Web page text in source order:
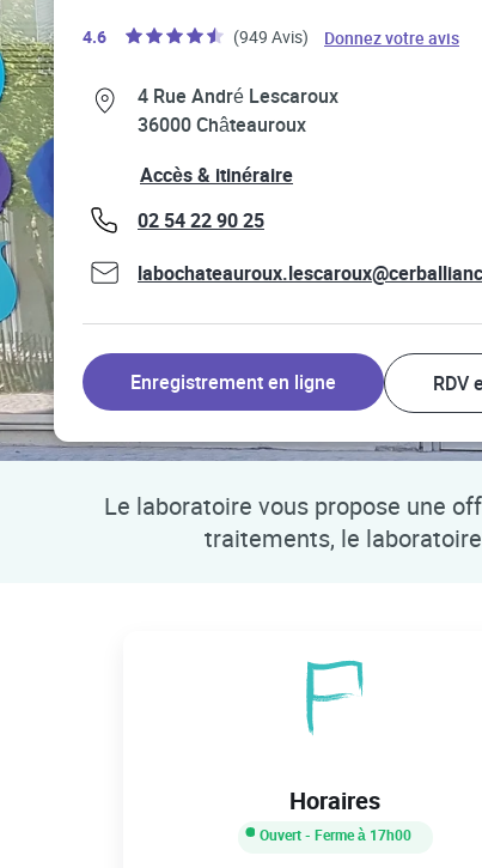
4.6 (949 Avis)
Link Opens in New Tab Donnez votre avis
4 Rue André Lescaroux
36000Châteauroux
Link Opens in New Tab
Accès & itinéraireLink Opens in New Tab
phone
02 54 22 90 25
Enregistrement en ligne RDV
Le laboratoire vous propose une
traitements, le
Horaires
Ouvert- Ferme à 17h00